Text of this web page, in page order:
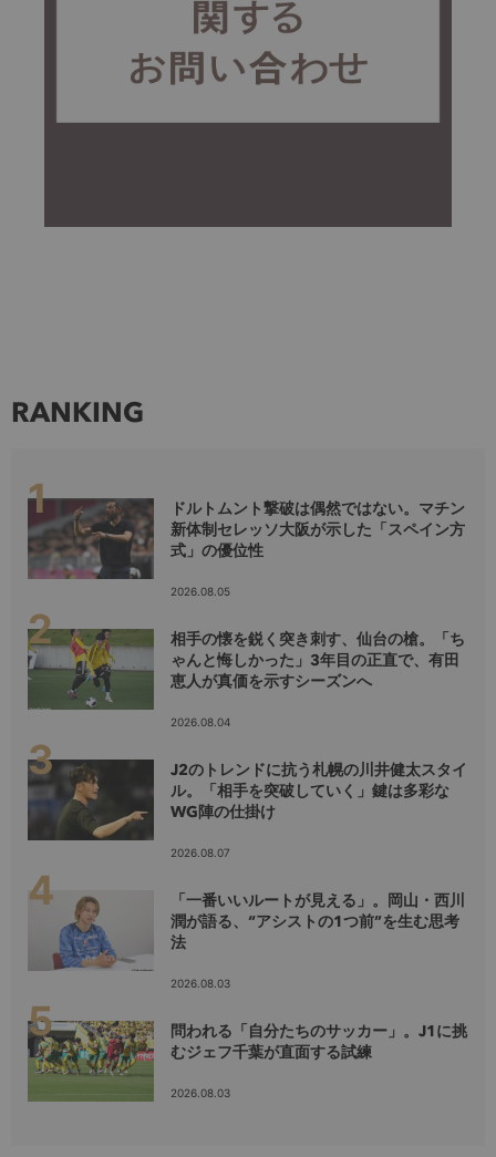
RANKING
ドルトムント撃破は偶然ではない。マチン
新体制セレッソ大阪が示した「スペイン方
式」の優位性
2026.08.05
相手の懐を鋭く突き刺す、仙台の槍。「ち
ゃんと悔しかった」3年目の正直で、有田
恵人が真価を示すシーズンへ
2026.08.04
J2のトレンドに抗う札幌の川井健太スタイ
ル。「相手を突破していく」鍵は多彩な
WG陣の仕掛け
2026.08.07
「一番いいルートが見える」。岡山・西川
潤が語る、“アシストの1つ前”を生む思考
法
2026.08.03
問われる「自分たちのサッカー」。J1に挑
むジェフ千葉が直面する試練
2026.08.03